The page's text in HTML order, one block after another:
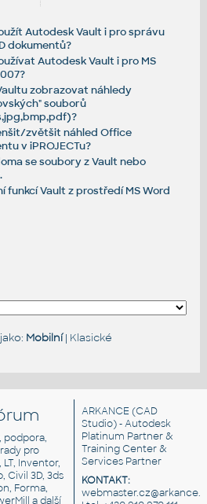
Autodesk Vault i pro správu
dokumentů?
Autodesk Vault i pro MS
zobrazovat náhledy
souborů
zvětšit náhled Office
v iPROJECTu?
se soubory z Vault nebo
funkcí Vault z prostředí MS Word
Mobilní| Klasické
podpora,
pro
Inventor,
Civil 3D, 3ds
Forma,
a další
ARKANCE (CAD
Studio) - Autodesk
Platinum Partner &
Training Center &
Services Partner
KONTAKT: